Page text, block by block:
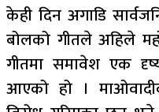
केही दिन अगाडि
बोलको गीतले अहिले
गीतमा समावेश एक
आएको हो ।